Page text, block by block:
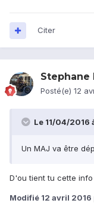
Citer
Stephane
Posté(e) 12
Le 11/04/2016
Un MAJ va être
D'ou tient tu cette
Modifié 12 avril 2016